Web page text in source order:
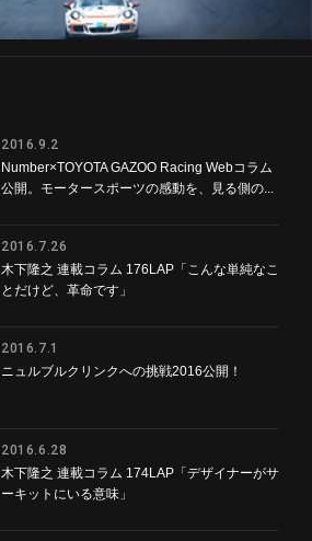
2016.9.2
Number×TOYOTA GAZOO Racing Webコラム
公開。モータースポーツの感動を、見る側の...
2016.7.26
木下隆之 連載コラム 176LAP「こんな単純なこ
とだけど、革命です」
2016.7.1
ニュルブルクリンクへの挑戦2016公開！
2016.6.28
木下隆之 連載コラム 174LAP「デザイナーがサ
ーキットにいる意味」